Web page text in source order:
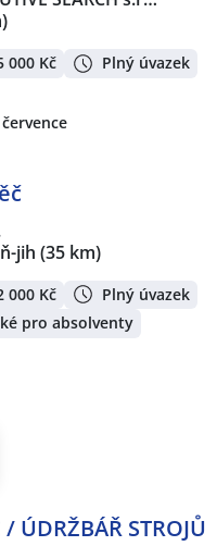
000 Kč Plný úvazek
jih (35 km)
000 Kč
Plný úvazek
pro absolventy
/ ÚDRŽBÁŘ STROJŮ